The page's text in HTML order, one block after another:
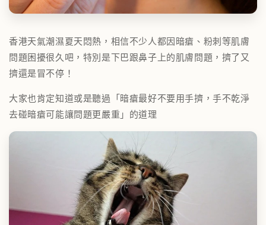
香港天氣潮濕夏天悶熱，相信不少人都因暗瘡、粉刺等肌膚
問題困擾很久吧，特別是下巴跟鼻子上的肌膚問題，擠了又
擠還是冒不停！
大家也肯定知道或是聽過「暗瘡最好不要用手擠，手不乾淨
去碰暗瘡可能讓問題更嚴重」的道理